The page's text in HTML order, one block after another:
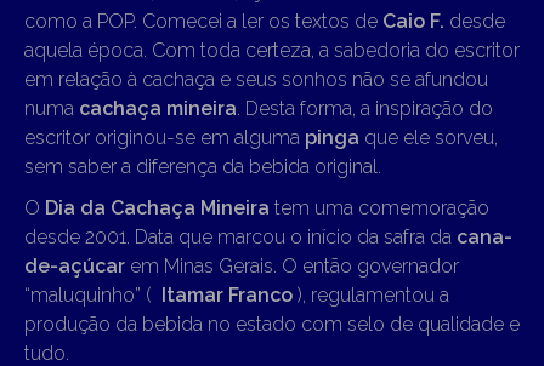
como a POP. Comecei a ler os textos de Caio F. desde
aquela época. Com toda certeza, a sabedoria do escritor
em relação à cachaça e seus sonhos não se afundou
numa cachaça mineira . Desta forma, a inspiração do
escritor originou-se em alguma pinga que ele sorveu,
sem saber a diferença da bebida original.
O Dia da Cachaça Mineira tem uma comemoração
desde 2001. Data que marcou o início da safra da cana-
de-açúcar em Minas Gerais. O então governador
“maluquinho” ( Itamar Franco ), regulamentou a
produção da bebida no estado com selo de qualidade e
tudo.